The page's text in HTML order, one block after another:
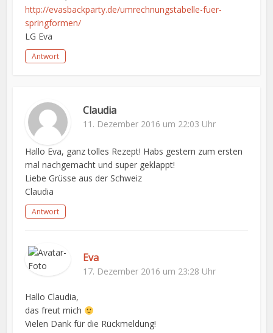
http://evasbackparty.de/umrechnungstabelle-fuer-
springformen/
LG Eva
Antwort
Claudia
11. Dezember 2016 um 22:03 Uhr
Hallo Eva, ganz tolles Rezept! Habs gestern zum ersten
mal nachgemacht und super geklappt!
Liebe Grüsse aus der Schweiz
Claudia
Antwort
Eva
17. Dezember 2016 um 23:28 Uhr
Hallo Claudia,
das freut mich
Vielen Dank für die Rückmeldung!